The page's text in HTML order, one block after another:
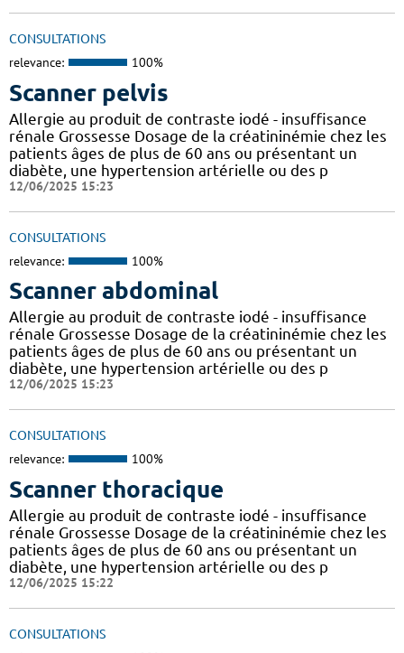
CONSULTATIONS
relevance: 100%
Scanner pelvis
Allergie au produit de contraste iodé - insuffisance
rénale Grossesse Dosage de la créatininémie chez les
patients âges de plus de 60 ans ou présentant un
diabète, une hypertension artérielle ou des p
12/06/2025 15:23
CONSULTATIONS
relevance: 100%
Scanner abdominal
Allergie au produit de contraste iodé - insuffisance
rénale Grossesse Dosage de la créatininémie chez les
patients âges de plus de 60 ans ou présentant un
diabète, une hypertension artérielle ou des p
12/06/2025 15:23
CONSULTATIONS
relevance: 100%
Scanner thoracique
Allergie au produit de contraste iodé - insuffisance
rénale Grossesse Dosage de la créatininémie chez les
patients âges de plus de 60 ans ou présentant un
diabète, une hypertension artérielle ou des p
12/06/2025 15:22
CONSULTATIONS